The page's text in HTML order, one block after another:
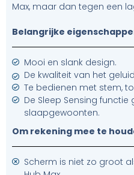
Max, maar dan tegen een
Belangrijke
Mooi en slank design.
De kwaliteit van het
Te bedienen met stem,
De Sleep Sensing functie
slaapgewoonten.
Om rekening mee te
Scherm is niet zo groot